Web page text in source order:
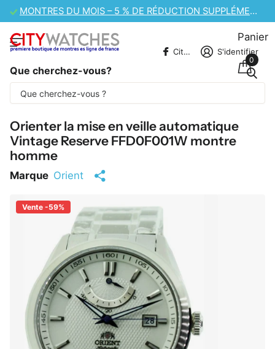
VENTE DE MONTRES CASIO – 10 % DE RÉDUCTION
Que cherchez-vous?
CitywatchesFR S'identifier
Panier
0
Une partie du contenu est traduite
automatiquement.
Orienter la mise en veille automatique
Vintage Reserve FFD0F001W montre
homme
Marque Orient
Vente -59%